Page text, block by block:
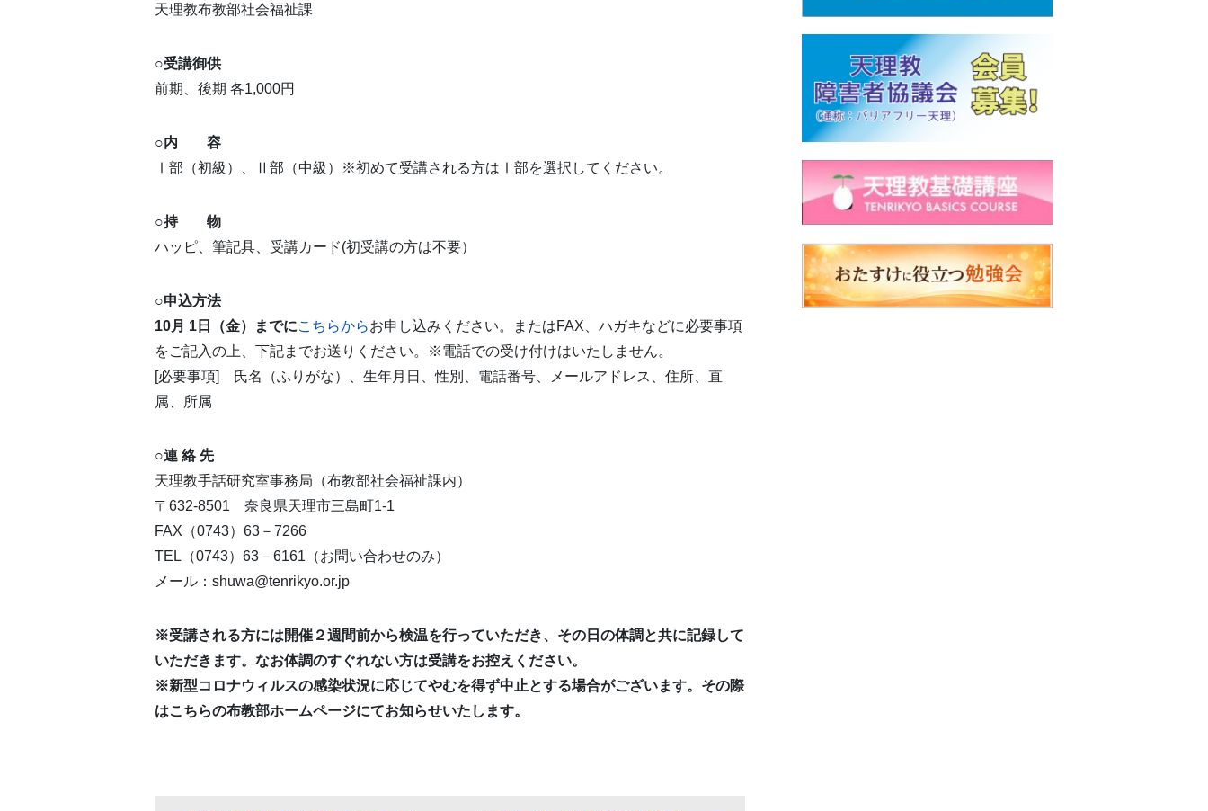
天理教布教部社会福祉課
○受講御供
前期、後期 各1,000円
○内 容
Ⅰ部（初級）、Ⅱ部（中級）※初めて受講される方はⅠ部を選択してください。
○持 物
ハッピ、筆記具、受講カード(初受講の方は不要）
○申込方法
10月 1日（金）までにこちらからお申し込みください。またはFAX、ハガキなどに必要事項
をご記入の上、下記までお送りください。※電話での受け付けはいたしません。
[必要事項] 氏名（ふりがな）、生年月日、性別、電話番号、メールアドレス、住所、直
属、所属
○連 絡 先
天理教手話研究室事務局（布教部社会福祉課内）
〒632-8501 奈良県天理市三島町1-1
FAX（0743）63－7266
TEL（0743）63－6161（お問い合わせのみ）
メール：shuwa@tenrikyo.or.jp
※受講される方には開催２週間前から検温を行っていただき、その日の体調と共に記録して
いただきます。なお体調のすぐれない方は受講をお控えください。
※新型コロナウィルスの感染状況に応じてやむを得ず中止とする場合がございます。その際
はこちらの布教部ホームページにてお知らせいたします。